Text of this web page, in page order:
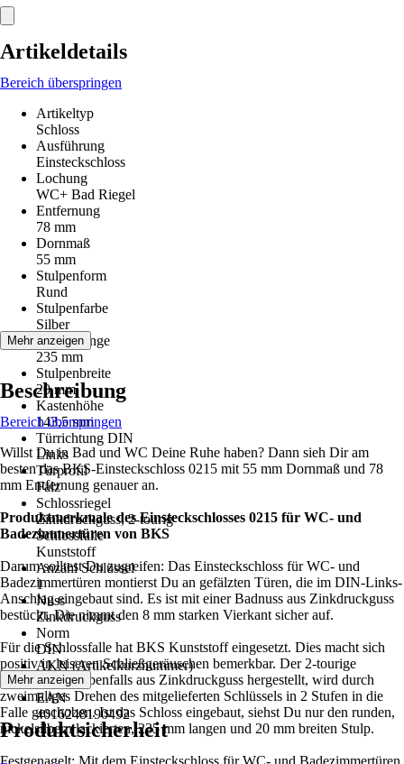
Artikeldetails
Bereich überspringen
Artikeltyp
Schloss
Ausführung
Einsteckschloss
Lochung
WC+ Bad Riegel
Entfernung
78 mm
Dornmaß
55 mm
Stulpenform
Rund
Stulpenfarbe
Silber
Stulpenlänge
235 mm
Stulpenbreite
20 mm
Kastenhöhe
143,5 mm
Türrichtung DIN
Links
Türprofil
Falz
Schlossriegel
Zinkdruckguss, 2-tourig
Schlossfalle
Kunststoff
Anzahl Schlüssel
1
Nuss
Zinkdruckguss
Norm
DIN
AKN (Artikelkurznummer)
EGYK
EAN
4016248190492
Mehr anzeigen
Beschreibung
Bereich überspringen
Willst Du in Bad und WC Deine Ruhe haben? Dann sieh Dir am
besten das BKS-Einsteckschloss 0215 mit 55 mm Dornmaß und 78
mm Entfernung genauer an.
Produktmerkmale des Einsteckschlosses 0215 für WC- und
Badezimmertüren von BKS
Darum solltest Du zugreifen: Das Einsteckschloss für WC- und
Badezimmertüren montierst Du an gefälzten Türen, die im DIN-Links-
Anschlag eingebaut sind. Es ist mit einer Badnuss aus Zinkdruckguss
bestückt. Die nimmt den 8 mm starken Vierkant sicher auf.
Für die Schlossfalle hat BKS Kunststoff eingesetzt. Dies macht sich
positiv in leiseren Schließgeräuschen bemerkbar. Der 2-tourige
Schlossriegel, ebenfalls aus Zinkdruckguss hergestellt, wird durch
zweimaliges Drehen des mitgelieferten Schlüssels in 2 Stufen in die
Falle geschoben. Ist das Schloss eingebaut, siehst Du nur den runden,
nickelsilbern lackierten, 235 mm langen und 20 mm breiten Stulp.
Festgenagelt: Mit dem Einsteckschloss für WC- und Badezimmertüren
Mehr anzeigen
Produktsicherheit